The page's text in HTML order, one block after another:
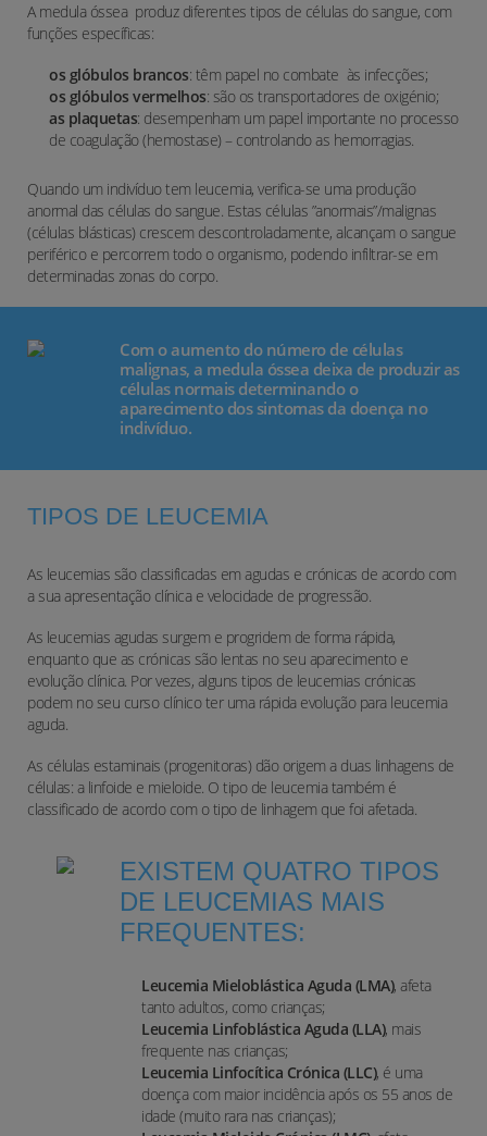
A medula óssea produz diferentes tipos de células do sangue, com
funções específicas:
os glóbulos brancos: têm papel no combate às infecções;
os glóbulos vermelhos: são os transportadores de oxigénio;
as plaquetas: desempenham um papel importante no processo
de coagulação (hemostase) – controlando as hemorragias.
Quando um indivíduo tem leucemia, verifica-se uma produção
anormal das células do sangue. Estas células ”anormais”/malignas
(células blásticas) crescem descontroladamente, alcançam o sangue
periférico e percorrem todo o organismo, podendo infiltrar-se em
determinadas zonas do corpo.
Com o aumento do número de células
malignas, a medula óssea deixa de produzir as
células normais determinando o
aparecimento dos sintomas da doença no
indivíduo.
TIPOS DE LEUCEMIA
As leucemias são classificadas em agudas e crónicas de acordo com
a sua apresentação clínica e velocidade de progressão.
As leucemias agudas surgem e progridem de forma rápida,
enquanto que as crónicas são lentas no seu aparecimento e
evolução clínica. Por vezes, alguns tipos de leucemias crónicas
podem no seu curso clínico ter uma rápida evolução para leucemia
aguda.
As células estaminais (progenitoras) dão origem a duas linhagens de
células: a linfoide e mieloide. O tipo de leucemia também é
classificado de acordo com o tipo de linhagem que foi afetada.
EXISTEM QUATRO TIPOS
DE LEUCEMIAS MAIS
FREQUENTES:
Leucemia Mieloblástica Aguda (LMA), afeta
tanto adultos, como crianças;
Leucemia Linfoblástica Aguda (LLA), mais
frequente nas crianças;
Leucemia Linfocítica Crónica (LLC), é uma
doença com maior incidência após os 55 anos de
idade (muito rara nas crianças);